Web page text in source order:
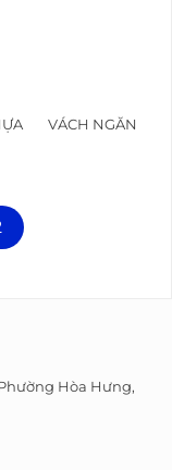
VÁCH NGĂN